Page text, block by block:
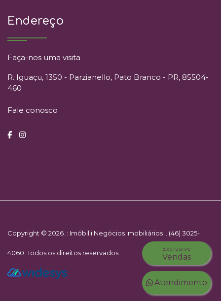
Endereço
Faça-nos uma visita
R. Iguaçu, 1350 - Parzianello, Pato Branco - PR, 85504-
460
Fale conosco
Copyright © 2026 .: Imóbilli Negócios Imobiliários :. (46) 3025-
4060. Todos os direitos reservados.
Exclusivo
Vendas
Atendimento